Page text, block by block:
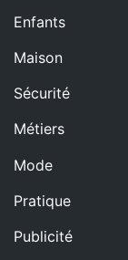
Enfants
Maison
Sécurité
Métiers
Mode
Pratique
Publicité